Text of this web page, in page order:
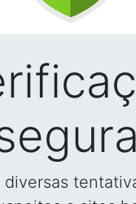
diversas